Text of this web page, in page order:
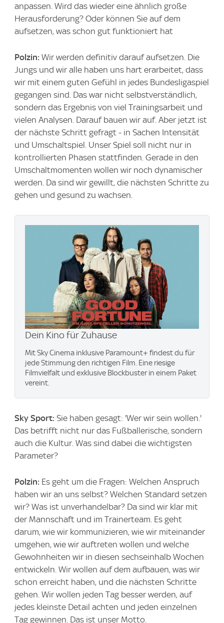
anpassen. Wird das wieder eine ähnlich große
Herausforderung? Oder können Sie auf dem
aufsetzen, was schon gut funktioniert hat
Polzin: Wir werden definitiv darauf aufsetzen. Die
Jungs und wir alle haben uns hart erarbeitet, dass
wir mit einem guten Gefühl in jedes Bundesligaspiel
gegangen sind. Das war nicht selbstverständlich,
sondern das Ergebnis von viel Trainingsarbeit und
vielen Analysen. Darauf bauen wir auf. Aber jetzt ist
der nächste Schritt gefragt - in Sachen Intensität
und Umschaltspiel. Unser Spiel soll nicht nur in
kontrollierten Phasen stattfinden. Gerade in den
Umschaltmomenten wollen wir noch dynamischer
werden. Da sind wir gewillt, die nächsten Schritte zu
gehen und gesund zu wachsen.
Dein Kino für Zuhause
Mit Sky Cinema inklusive Paramount+​ findest du für
jede Stimmung den richtigen Film. Eine riesige
Filmvielfalt und exklusive Blockbuster in einem Paket
vereint.
Sky Sport: Sie haben gesagt: 'Wer wir sein wollen.'
Das betrifft nicht nur das Fußballerische, sondern
auch die Kultur. Was sind dabei die wichtigsten
Parameter?
Polzin: Es geht um die Fragen: Welchen Anspruch
haben wir an uns selbst? Welchen Standard setzen
wir? Was ist unverhandelbar? Da sind wir klar mit
der Mannschaft und im Trainerteam. Es geht
darum, wie wir kommunizieren, wie wir miteinander
umgehen, wie wir auftreten wollen und welche
Gewohnheiten wir in diesen sechseinhalb Wochen
entwickeln. Wir wollen auf dem aufbauen, was wir
schon erreicht haben, und die nächsten Schritte
gehen. Wir wollen jeden Tag besser werden, auf
jedes kleinste Detail achten und jeden einzelnen
Tag gewinnen. Das ist unser Motto.